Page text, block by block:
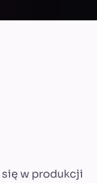
w produkcji